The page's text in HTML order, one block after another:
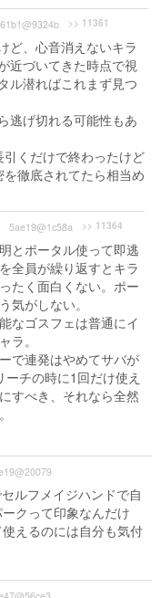
>> 11361
ど、心音消えないキラ
近づいてきた時点で視
ル潜ればこれまず見つ
逃げ切れる可能性もあ
くだけで終わったけど
徹底されてたら相当め
5ae19@1c58a >> 11364
とポータル使って即逃
全員が繰り返すとキラ
たく面白くない。ポー
気がしない。
なゴスフェは普通にイ
ラ。
で連発はやめてサバが
チの時に1回だけ使え
すべき、それなら全然
ルフメイジハンドで自
クって印象なんだけ
えるのには自分も気付